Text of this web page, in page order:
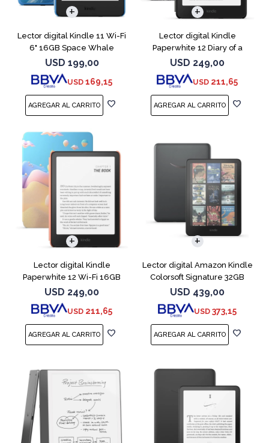
Lector digital Kindle 11 Wi-Fi
6" 16GB Space Whale
USD 199,00
USD 169,15
Lector digital Kindle
Paperwhite 12 Diary of a
Wimpy
USD 249,00
USD 211,65
Lector digital Kindle
Paperwhite 12 Wi-Fi 16GB
Starfish
USD 249,00
USD 211,65
Lector digital Amazon Kindle
Colorsoft Signature 32GB
Negro
USD 439,00
USD 373,15